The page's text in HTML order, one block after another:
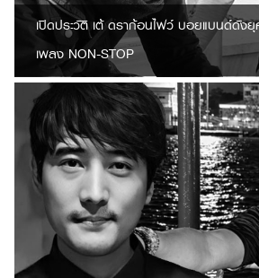
เปิดประวัติ เต้ ดราก้อนไฟว์ บอยแบนด์ดังยุ
เพลง NON-STOP